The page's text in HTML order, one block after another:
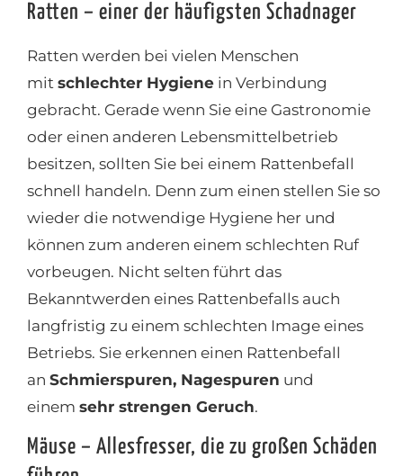
Ratten – einer der häufigsten Schadnager
Ratten werden bei vielen Menschen
mit schlechter Hygiene in Verbindung
gebracht. Gerade wenn Sie eine Gastronomie
oder einen anderen Lebensmittelbetrieb
besitzen, sollten Sie bei einem Rattenbefall
schnell handeln. Denn zum einen stellen Sie so
wieder die notwendige Hygiene her und
können zum anderen einem schlechten Ruf
vorbeugen. Nicht selten führt das
Bekanntwerden eines Rattenbefalls auch
langfristig zu einem schlechten Image eines
Betriebs. Sie erkennen einen Rattenbefall
an Schmierspuren, Nagespuren und
einem sehr strengen Geruch.
Mäuse – Allesfresser, die zu großen Schäden